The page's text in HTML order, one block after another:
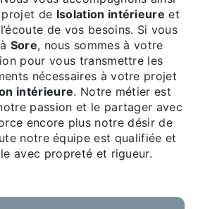
de Isolation intérieure et
de vos besoins. Si vous
Sore, nous sommes à votre
pour vous transmettre les
nécessaires à votre projet
intérieure. Notre métier est
passion et le partager avec
encore plus notre désir de
notre équipe est qualifiée et
avec propreté et rigueur.